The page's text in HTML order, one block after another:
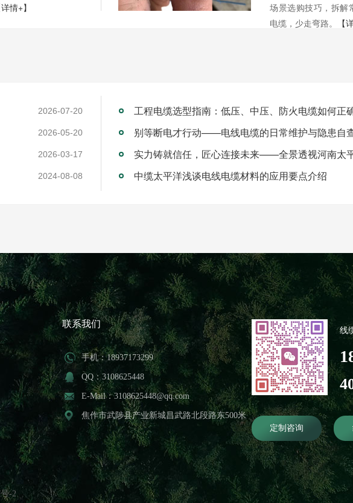
详情+】
场景选购技巧，拆解
电缆，少走弯路。
【
2026-07-20 工程电缆选型指南：低压、中压、防火电缆如何正
2026-05-20 别等断电才行动——电线电缆的日常维护与隐患自
2026-03-17
2024-08-08 中缆太平洋浅谈电线电缆材料的应用要点介绍
-2
联系我们
手机：18937173299
QQ：3108625448
E-Mail：3108625448@qq.com
焦作市武陟县产业新城昌武路北段路东500米
线
定制咨询